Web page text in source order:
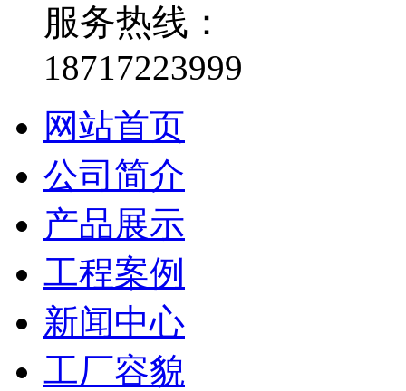
服务热线：
18717223999
网站首页
公司简介
产品展示
工程案例
新闻中心
工厂容貌